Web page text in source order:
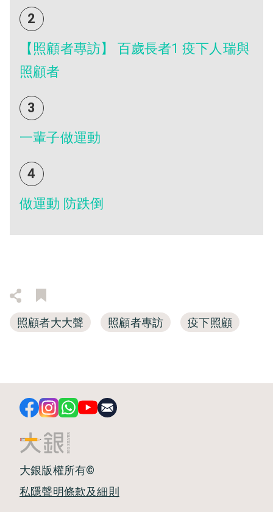
2
【照顧者專訪】 百歲長者1 疫下人瑞與
照顧者
3
一輩子做運動
4
做運動 防跌倒
照顧者大大聲 照顧者專訪 疫下照顧
大銀版權所有©
私隱聲明條款及細則